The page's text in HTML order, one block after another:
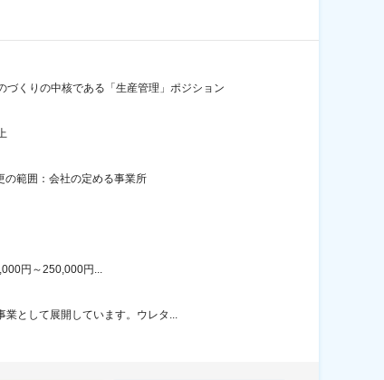
づくりの中核である「生産管理」ポジション
の範囲：会社の定める事業所
円～250,000円...
として展開しています。ウレタ...